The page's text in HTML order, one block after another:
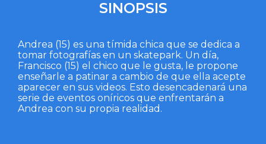
SINOPSIS
Andrea (15) es una tímida chica que se dedica a
tomar fotografías en un skatepark. Un día,
Francisco (15) el chico que le gusta, le propone
enseñarle a patinar a cambio de que ella acepte
aparecer en sus videos. Esto desencadenará una
serie de eventos oníricos que enfrentarán a
Andrea con su propia realidad.